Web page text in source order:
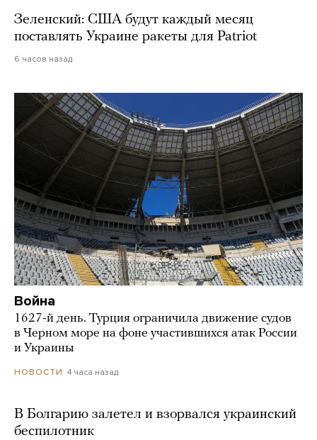
Зеленский: США будут каждый месяц
поставлять Украине ракеты для Patriot
6 часов назад
Война
1627-й день. Турция ограничила движение судов
в Черном море на фоне участившихся атак России
и Украины
НОВОСТИ 4 часа назад
В Болгарию залетел и взорвался украинский
беспилотник